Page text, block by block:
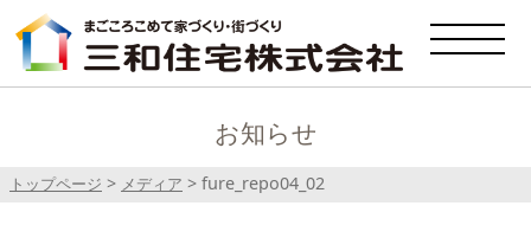
お知らせ
トップページ > メディア > fure_repo04_02